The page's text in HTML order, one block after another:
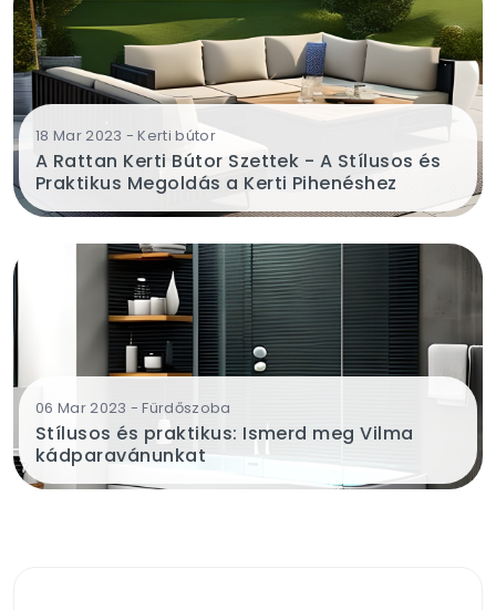
18 Mar 2023 - Kerti bútor
A Rattan Kerti Bútor Szettek - A Stílusos és
Praktikus Megoldás a Kerti Pihenéshez
06 Mar 2023 - Fürdőszoba
Stílusos és praktikus: Ismerd meg Vilma
kádparavánunkat